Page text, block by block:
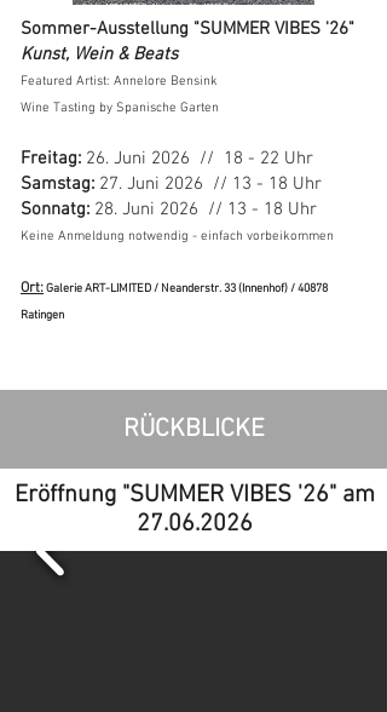
Sommer-Ausstellung "SUMMER VIBES '26"
Kunst, Wein & Beats
Featured Artist: Annelore Bensink
Wine Tasting by Spanische Garten
Freitag: 26. Juni 2026 // 18 - 22 Uhr
Samstag: 27. Juni 2026 // 13 - 18 Uhr
Sonnatg: 28. Juni 2026 // 13 - 18 Uhr
Keine Anmeldung notwendig - einfach vorbeikommen
Ort:Galerie ART-LIMITED / Neanderstr. 33 (Innenhof) / 40878
Ratingen
RÜCKBLICKE
Eröffnung "SUMMER VIBES '26" am
27.06.2026